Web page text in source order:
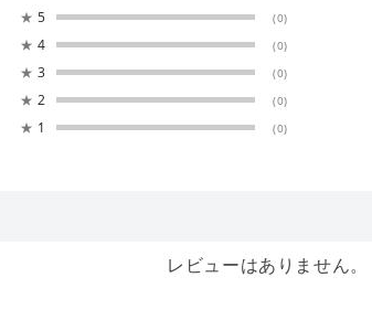
★ 5 (0)
★ 4 (0)
★ 3 (0)
★ 2 (0)
★ 1 (0)
レビューはありません。